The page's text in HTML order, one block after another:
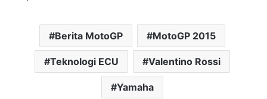
Berita MotoGP MotoGP 2015
Teknologi ECU Valentino Rossi
Yamaha